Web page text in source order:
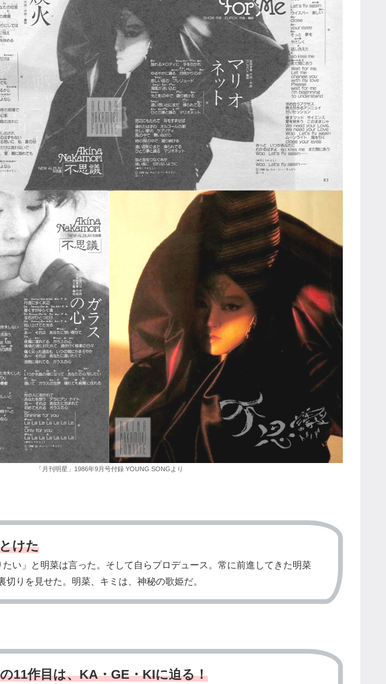
「月刊明星」1986年9月号付録 YOUNG SONGより
けた
たい」と明菜は言った。そして自らプロデュース。常に前進してきた明菜
切りを見せた。明菜、キミは、神秘の歌姫だ。
11作目は、KA・GE・KIに迫る！